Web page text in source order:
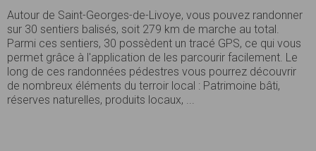
Autour de Saint-Georges-de-Livoye, vous pouvez randonner
sur 30 sentiers balisés, soit 279 km de marche au total.
Parmi ces sentiers, 30 possèdent un tracé GPS, ce qui vous
permet grâce à l'application de les parcourir facilement. Le
long de ces randonnées pédestres vous pourrez découvrir
de nombreux éléments du terroir local : Patrimoine bâti,
réserves naturelles, produits locaux, ...